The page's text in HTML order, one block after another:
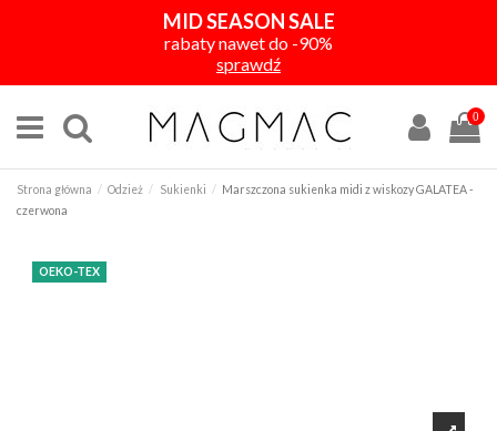
MID SEASON SALE
rabaty nawet do -90%
sprawdź
0
Strona główna Odzież Sukienki
Marszczona sukienka midi z wiskozy GALATEA -
czerwona
OEKO-TEX